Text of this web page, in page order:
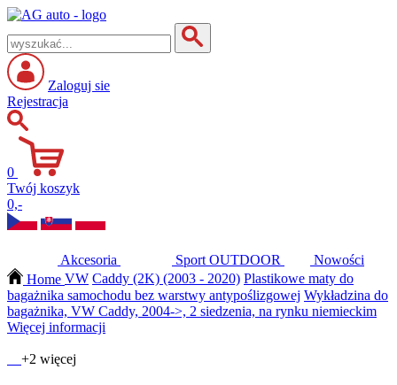
Zaloguj sie
Rejestracja
0
Twój koszyk
0,-
Akcesoria Sport OUTDOOR
Nowości
Home VW Caddy (2K) (2003 - 2020) Plastikowe maty do
bagażnika samochodu bez warstwy antypoślizgowej Wykładzina do
bagażnika, VW Caddy, 2004->, 2 siedzenia, na rynku niemieckim
Więcej informacji
+2 więcej